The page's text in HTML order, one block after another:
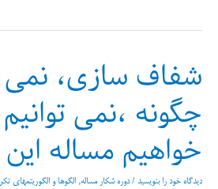
شفاف سازی، نمی
چگونه ،نمی
خواهیم مساله
دیدگاه‌ خود را بنویسید /دوره شکار مساله, الگوها و الگوریتمهای